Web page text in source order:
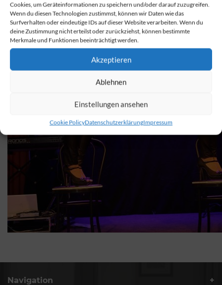
Cookies, um Geräteinformationen zu speichern und/oder darauf zuzugreifen.
Wenn du diesen Technologien zustimmst, können wir Daten wie das
Surfverhalten oder eindeutige IDs auf dieser Website verarbeiten. Wenn du
deine Zustimmung nicht erteilst oder zurückziehst, können bestimmte
Merkmale und Funktionen beeinträchtigt werden.
Akzeptieren
Ablehnen
Einstellungen ansehen
Cookie PolicyDatenschutzerklärungImpressum
Navigation